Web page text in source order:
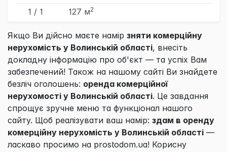
1 / 1 127 м2
Якщо Ви дійсно маєте намір зняти комерційну
нерухомість у Волинській області, внесіть
докладну інформацію про об'єкт — та успіх Вам
забезпечений! Також на нашому сайті Ви знайдете
безліч оголошень: оренда комерційної
нерухомості у Волинській області. Це завдання
спрощує зручне меню та функціонал нашого
сайту. Щоб реалізувати ваш намір: здам в оренду
комерційну нерухомість у Волинській області —
ласкаво просимо на prostodom.ua! Корисну